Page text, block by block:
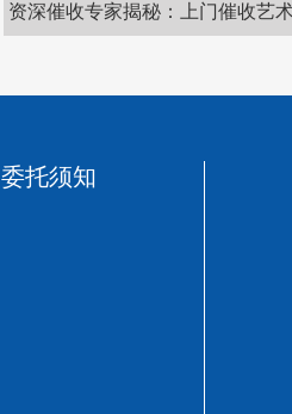
上门追债：合法途径与应对策略
委托须知